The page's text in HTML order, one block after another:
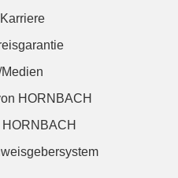
HORNBACH